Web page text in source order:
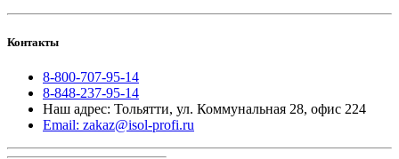
Контакты
8-800-707-95-14
8-848-237-95-14
Наш адрес: Тольятти, ул. Коммунальная 28, офис 224
Email: zakaz@isol-profi.ru